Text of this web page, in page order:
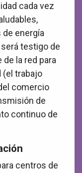
cada vez
energía
testigo de
la red para
(el trabajo
comercio
de
continuo de
centros de